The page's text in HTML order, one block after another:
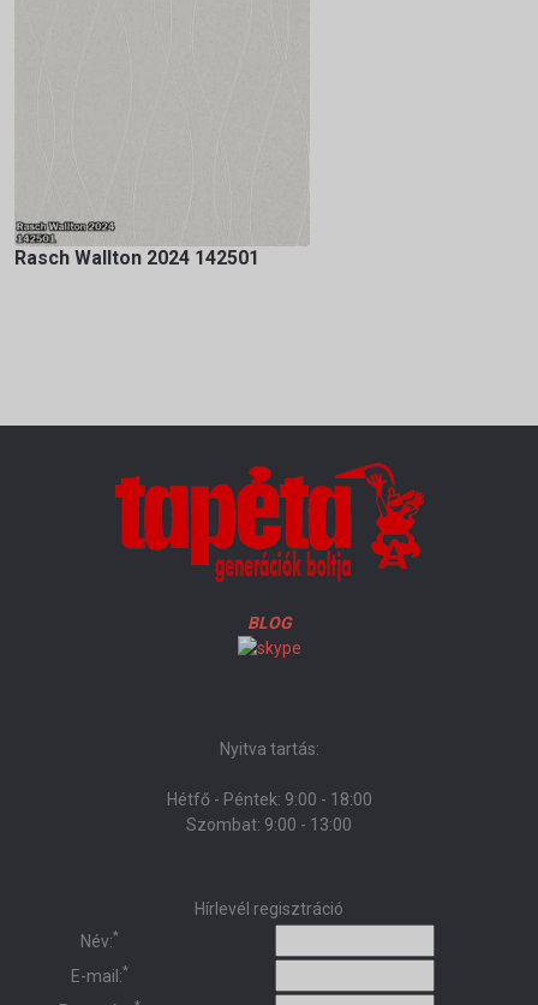
Rasch Wallton 2024 142501
BLOG
Nyitva tartás:
Hétfő - Péntek: 9:00 - 18:00
Szombat: 9:00 - 13:00
Hírlevél regisztráció
Név:*
E-mail:*